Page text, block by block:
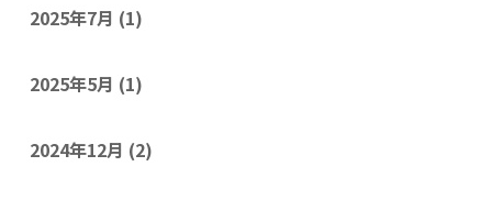
2025年7月 (1)
2025年5月 (1)
2024年12月 (2)